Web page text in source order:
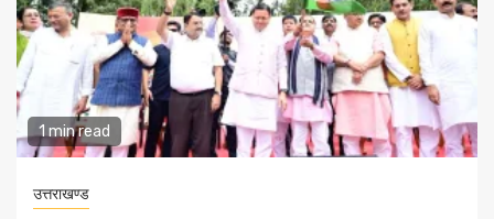
1 min read
उत्तराखण्ड